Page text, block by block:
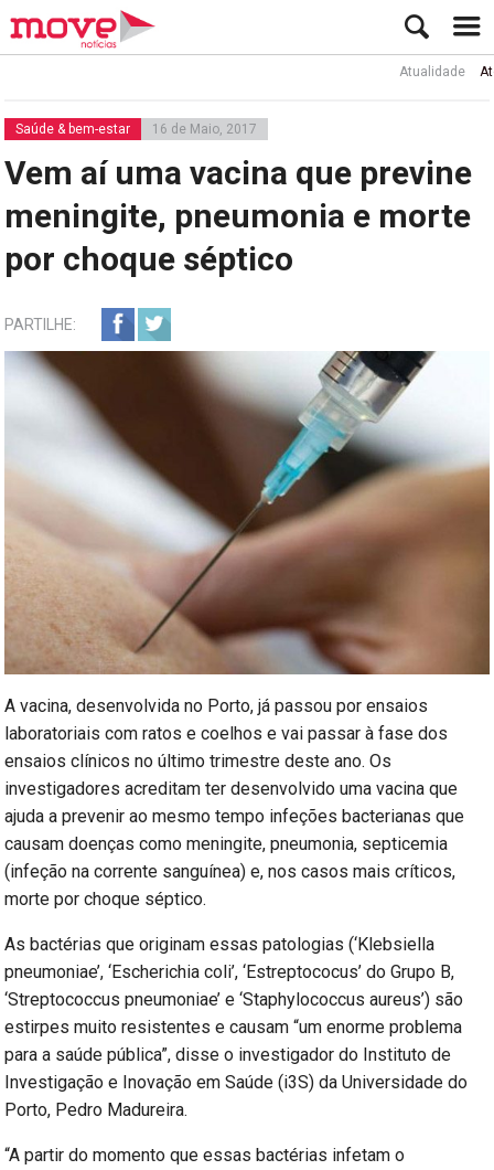
Atualidade Ator
Saúde & bem-estar 16 de Maio, 2017
Vem aí uma vacina que previne
meningite, pneumonia e morte
por choque séptico
PARTILHE:
A vacina, desenvolvida no Porto, já passou por ensaios
laboratoriais com ratos e coelhos e vai passar à fase dos
ensaios clínicos no último trimestre deste ano. Os
investigadores acreditam ter desenvolvido uma vacina que
ajuda a prevenir ao mesmo tempo infeções bacterianas que
causam doenças como meningite, pneumonia, septicemia
(infeção na corrente sanguínea) e, nos casos mais críticos,
morte por choque séptico.
As bactérias que originam essas patologias (‘Klebsiella
pneumoniae’, ‘Escherichia coli’, ‘Estreptococus’ do Grupo B,
‘Streptococcus pneumoniae’ e ‘Staphylococcus aureus’) são
estirpes muito resistentes e causam “um enorme problema
para a saúde pública”, disse o investigador do Instituto de
Investigação e Inovação em Saúde (i3S) da Universidade do
Porto, Pedro Madureira.
“A partir do momento que essas bactérias infetam o